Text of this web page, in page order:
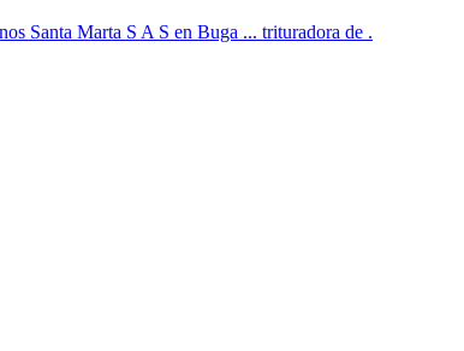
Santa Marta S A S en Buga ... trituradora de .